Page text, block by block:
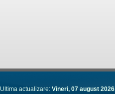
Ultima actualizare: Vineri, 07 august 2026